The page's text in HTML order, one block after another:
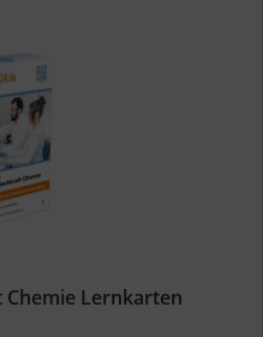
Lernkarten